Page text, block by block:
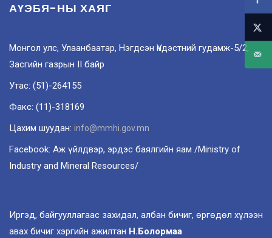
АҮЭБЯ-НЫ ХАЯГ
Монгол улс, Улаанбаатар, Нэгдсэн Үндэстний гудамж-5/2,
Засгийн газрын II байр
Утас: (51)-264155
Факс: (11)-318169
Цахим шуудан: info@mmhi.gov.mn
Facebook: Аж үйлдвэр, эрдэс баялгийн яам /Ministry of
Industry and Mineral Resources/
Иргэд, байгууллагаас захидал, албан бичиг, өргөдөл хүлээн
авах бичиг хэргийн ажилтан Н.Болормаа